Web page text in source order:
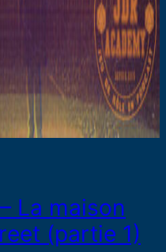
La maison
(partie 1)